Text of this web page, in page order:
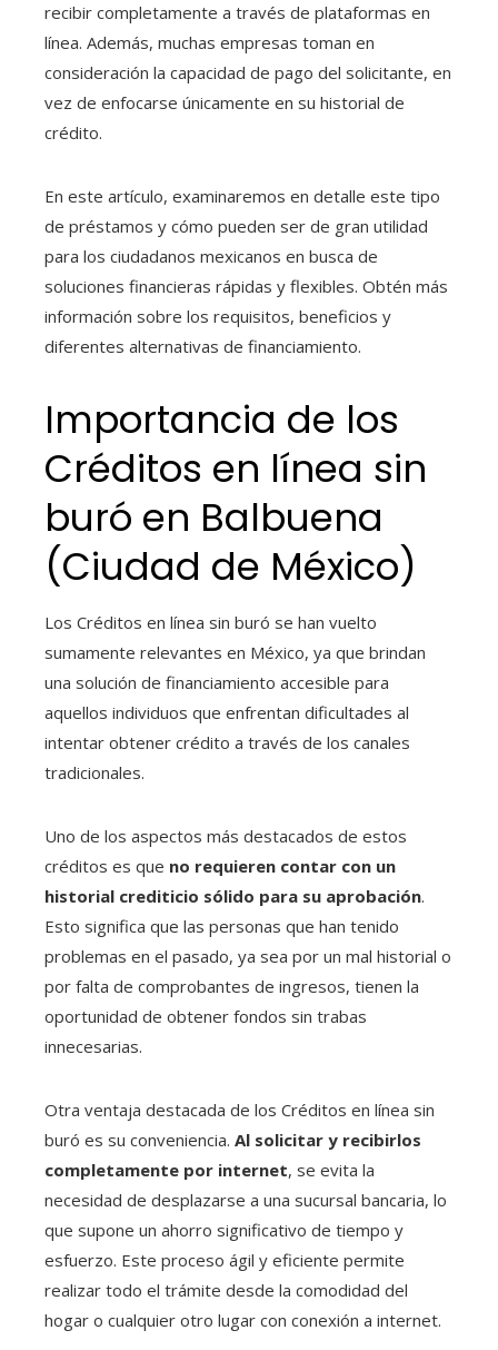
recibir completamente a través de plataformas en
línea. Además, muchas empresas toman en
consideración la capacidad de pago del solicitante, en
vez de enfocarse únicamente en su historial de
crédito.
En este artículo, examinaremos en detalle este tipo
de préstamos y cómo pueden ser de gran utilidad
para los ciudadanos mexicanos en busca de
soluciones financieras rápidas y flexibles. Obtén más
información sobre los requisitos, beneficios y
diferentes alternativas de financiamiento.
Importancia de los
Créditos en línea sin
buró en Balbuena
(Ciudad de México)
Los Créditos en línea sin buró se han vuelto
sumamente relevantes en México, ya que brindan
una solución de financiamiento accesible para
aquellos individuos que enfrentan dificultades al
intentar obtener crédito a través de los canales
tradicionales.
Uno de los aspectos más destacados de estos
créditos es que no requieren contar con un
historial crediticio sólido para su aprobación.
Esto significa que las personas que han tenido
problemas en el pasado, ya sea por un mal historial o
por falta de comprobantes de ingresos, tienen la
oportunidad de obtener fondos sin trabas
innecesarias.
Otra ventaja destacada de los Créditos en línea sin
buró es su conveniencia. Al solicitar y recibirlos
completamente por internet, se evita la
necesidad de desplazarse a una sucursal bancaria, lo
que supone un ahorro significativo de tiempo y
esfuerzo. Este proceso ágil y eficiente permite
realizar todo el trámite desde la comodidad del
hogar o cualquier otro lugar con conexión a internet.